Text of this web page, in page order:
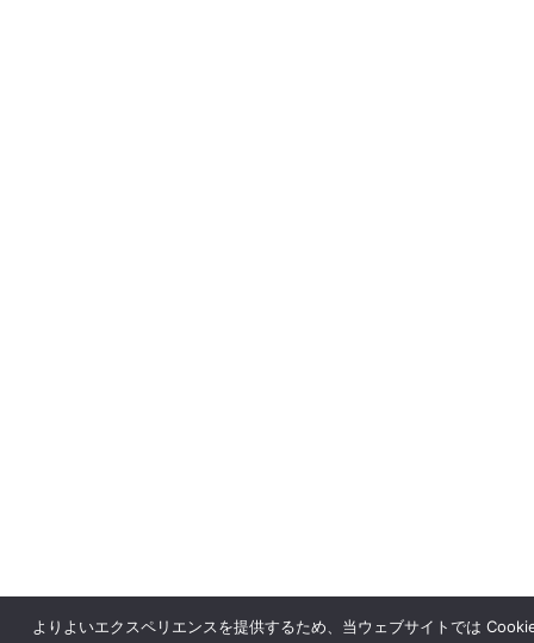
よりよいエクスペリエンスを提供するため、当ウェブサイトでは